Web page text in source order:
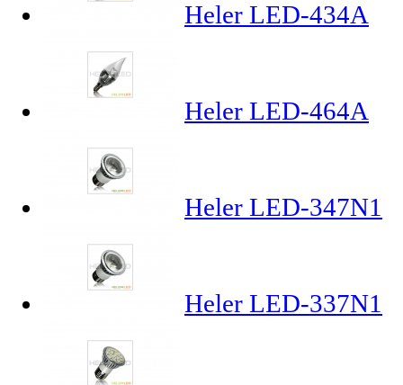
Heler LED-434A
Heler LED-464A
Heler LED-347N1
Heler LED-337N1